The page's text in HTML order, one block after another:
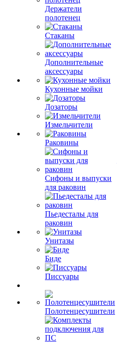
Держатели
полотенец
Стаканы
Дополнительные
аксессуары
Кухонные мойки
Дозаторы
Измельчители
Раковины
Сифоны и выпуски
для раковин
Пьедесталы для
раковин
Унитазы
Биде
Писсуары
Полотенцесушители